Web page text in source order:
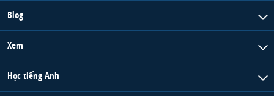
Blog
Xem
Học tiếng Anh